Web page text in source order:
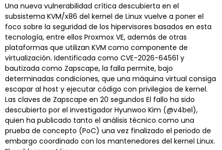
Una nueva vulnerabilidad crítica descubierta en el
subsistema KVM/x86 del kernel de Linux vuelve a poner el
foco sobre la seguridad de los hipervisores basados en esta
tecnología, entre ellos Proxmox VE, además de otras
plataformas que utilizan KVM como componente de
virtualización. Identificada como CVE-2026-64561 y
bautizada como Zapscape, la falla permite, bajo
determinadas condiciones, que una máquina virtual consiga
escapar al host y ejecutar código con privilegios de kernel.
Las claves de Zapscape en 20 segundos El fallo ha sido
descubierto por el investigador Hyunwoo Kim (@v4bel),
quien ha publicado tanto el análisis técnico como una
prueba de concepto (PoC) una vez finalizado el periodo de
embargo coordinado con los mantenedores del kernel Linux.